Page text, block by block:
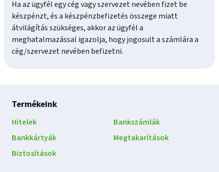
Ha az ügyfél egy cég vagy szervezet nevében fizet be
készpénzt, és a készpénzbefizetés összege miatt
átvilágítás szükséges, akkor az ügyfél a
meghatalmazással igazolja, hogy jogosult a számlára a
cég/szervezet nevében befizetni.
Lábléc
navigáció
Termékeink
Hitelek
Bankszámlák
Bankkártyák
Megtakarítások
Biztosítások